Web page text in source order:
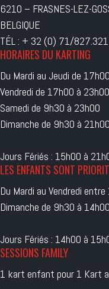
6210 – FRASNES-LEZ-
BELGIQUE
TÉL : + 32 (0) 71/827.321
HORAIRES DU KARTING
Du Mardi au Jeudi de
Vendredi de 17h00 à 23h00
Samedi de 9h30 à 23h00
Dimanche de 9h30 à 21h00
Jours Fériés : 15h00 à
LES ENFANTS SONT
Du Mardi au Vendredi
Dimanche de 9h30 à 14h00
Jours Fériés : 14h00 à
SESSIONS FAMILY
1 kart enfant pour 1 Kart